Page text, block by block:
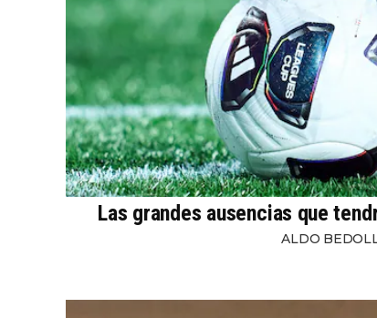
Las grandes ausencias que
ALDO